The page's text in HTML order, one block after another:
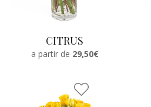
CITRUS
a partir de 29,50€